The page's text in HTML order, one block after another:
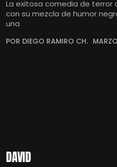
La exitosa comedia de terror
con su mezcla de humor
una
POR DIEGO RAMIRO CH.
DAVID